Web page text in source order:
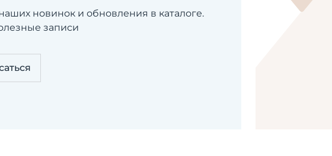
новинок и обновления в каталоге.
записи